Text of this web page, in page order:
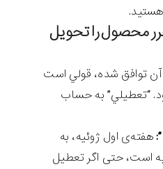
محصول را تحویل
آن توافق شده، قولي است
“تعطيلي” به حساب
هفته‌ی اول ژوئيه، به
است، حتی اگر تعطيل